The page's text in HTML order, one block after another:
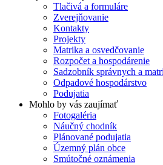
Tlačivá a formuláre
Zverejňovanie
Kontakty
Projekty
Matrika a osvedčovanie
Rozpočet a hospodárenie
Sadzobník správnych a
Odpadové hospodárstvo
Podujatia
Mohlo by vás zaujímať
Fotogaléria
Náučný chodník
Plánované podujatia
Územný plán obce
Smútočné oznámenia